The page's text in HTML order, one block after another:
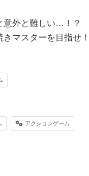
意外と難しい…！？
マスターを目指せ！
アクションゲーム